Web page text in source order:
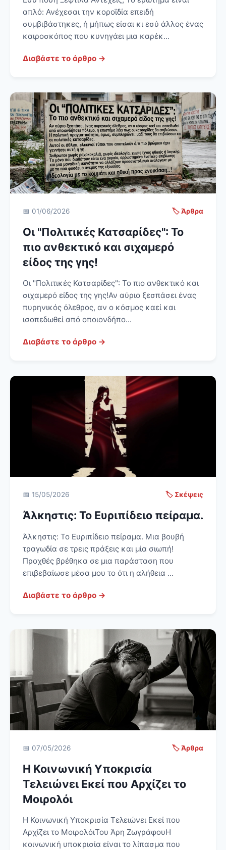
απλό: Ανέχεσαι την κοροϊδία επειδή
συμβιβάστηκες, ή μήπως είσαι κι εσύ άλλος ένας
καιροσκόπος που κυνηγάει μια καρέκ...
Διαβάστε το άρθρο →
📅 01/06/2026 🏷️ Άρθρα
Οι "Πολιτικές Κατσαρίδες": Το
πιο ανθεκτικό και σιχαμερό
είδος της γης!
Οι "Πολιτικές Κατσαρίδες": Το πιο ανθεκτικό και
σιχαμερό είδος της γης! Αν αύριο ξεσπάσει ένας
πυρηνικός όλεθρος, αν ο κόσμος καεί και
ισοπεδωθεί από οποιονδήπο...
Διαβάστε το άρθρο →
📅 15/05/2026 🏷️ Σκέψεις
Άλκηστις: Το Ευριπίδειο πείραμα.
Άλκηστις: Το Ευριπίδειο πείραμα. Μια βουβή
τραγωδία σε τρεις πράξεις και μία σιωπή!
Προχθές βρέθηκα σε μια παράσταση που
επιβεβαίωσε μέσα μου το ότι η αλήθεια ...
Διαβάστε το άρθρο →
📅 07/05/2026 🏷️ Άρθρα
Η Κοινωνική Υποκρισία
Τελειώνει Εκεί που Αρχίζει το
Μοιρολόι
Η Κοινωνική Υποκρισία Τελειώνει Εκεί που
Αρχίζει το ΜοιρολόιΤου Άρη ΖωγράφουΗ
κοινωνική υποκρισία είναι το λίπασμα που